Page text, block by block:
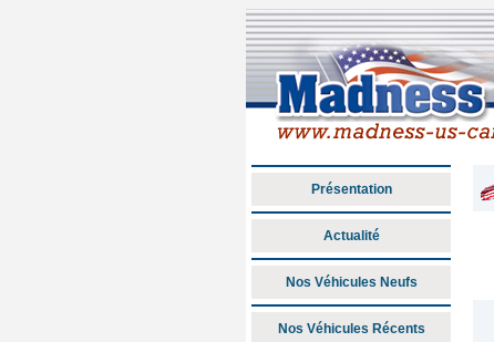
Présentation
Actualité
Nos Véhicules Neufs
Nos Véhicules Récents